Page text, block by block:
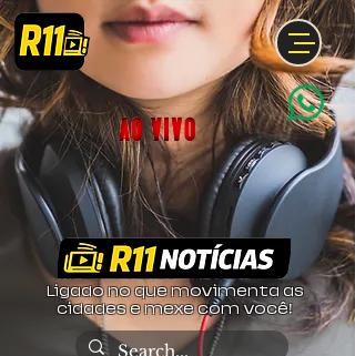
Ligado no que movimenta as
cidades e mexe com você!